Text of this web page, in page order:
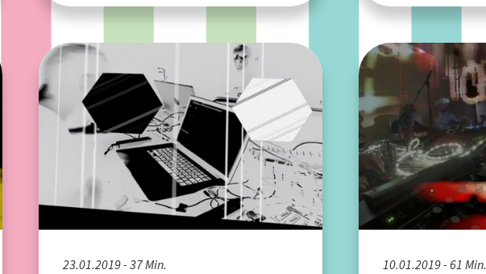
23.01.2019 - 37 Min. 10.01.2019 - 61 Min.